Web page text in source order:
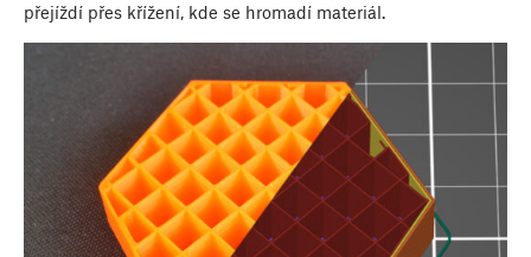
přejíždí přes křížení, kde se hromadí materiál.